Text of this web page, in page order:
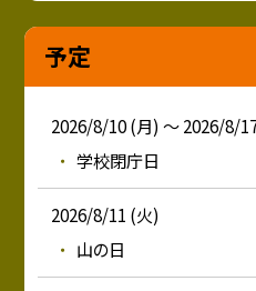
予定
2026/8/10 (月) ～ 2026/8/
学校閉庁日
2026/8/11 (火)
山の日